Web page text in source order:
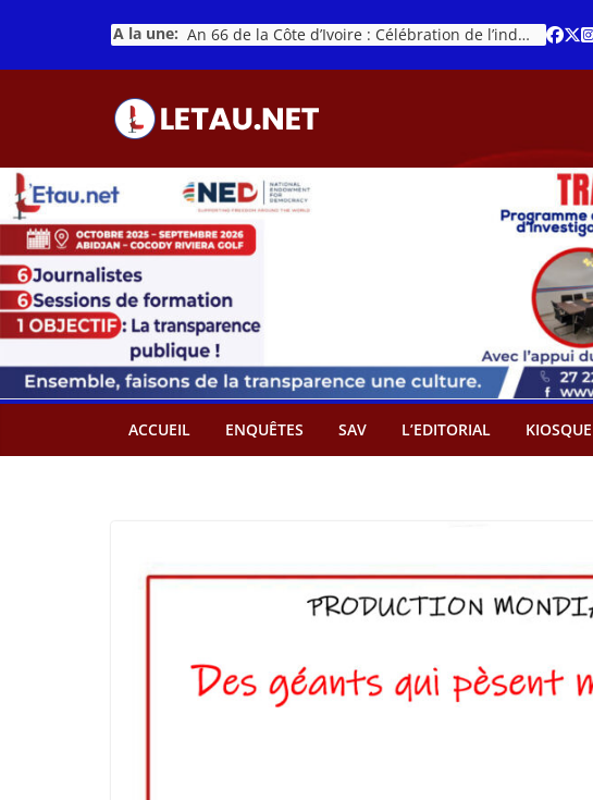
contenu
A la une: Cacao – Prix minimum garanti : Des producteurs demande son abandon
ACCUEIL ENQUÊTES SAV L’EDITORIAL KIOSQUE